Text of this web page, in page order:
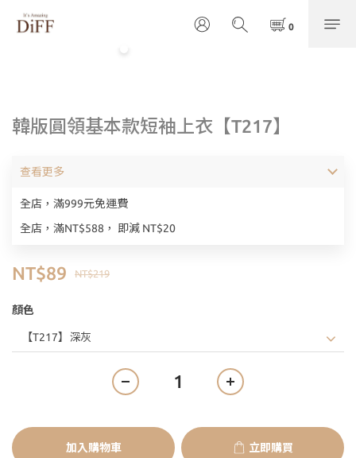
韓版圓領基本款短袖上衣【T217】
全店，滿999元免運費
全店，滿NT$588， 即減 NT$20
查看更多
NT$219
NT$89
顏色
加入購物車 立即購買